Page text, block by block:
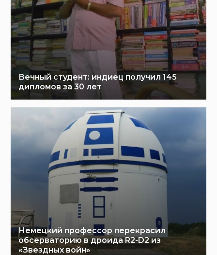
Вечный студент: индиец получил 145
дипломов за 30 лет
Немецкий профессор перекрасил
обсерваторию в дроида R2-D2 из
«Звездных войн»